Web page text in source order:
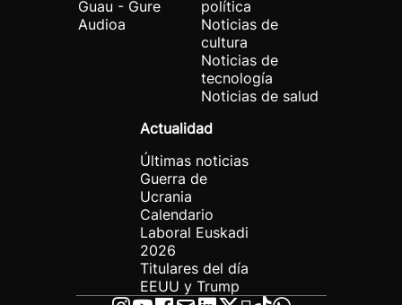
Guau - Gure
Audioa
política
Noticias de
cultura
Noticias de
tecnología
Noticias de salud
Actualidad
Últimas noticias
Guerra de
Ucrania
Calendario
Laboral Euskadi
2026
Titulares del día
EEUU y Trump